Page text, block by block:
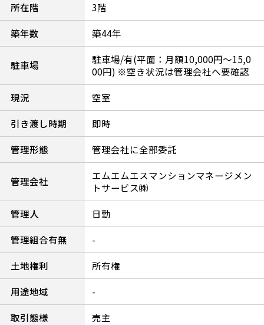
所在階
3階
築年数
築44年
駐車場
駐車場/有(平面：月額10,000円～15,0
00円) ※空き状況は管理会社へ要確認
現況
空室
引き渡し時期
即時
管理形態
管理会社に全部委託
管理会社
エムエムエスマンションマネージメン
トサービス㈱
管理人
日勤
管理組合有無
-
土地権利
所有権
用途地域
-
取引態様
売主